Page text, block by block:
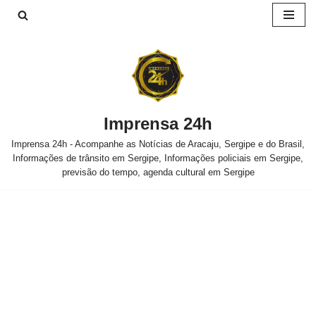
Imprensa 24h
Imprensa 24h - Acompanhe as Notícias de Aracaju, Sergipe e do Brasil,
Informações de trânsito em Sergipe, Informações policiais em Sergipe,
previsão do tempo, agenda cultural em Sergipe